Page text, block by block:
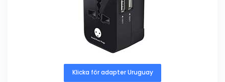
Klicka för adapter Uruguay